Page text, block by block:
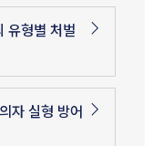
유형별 처벌
자 실형 방어